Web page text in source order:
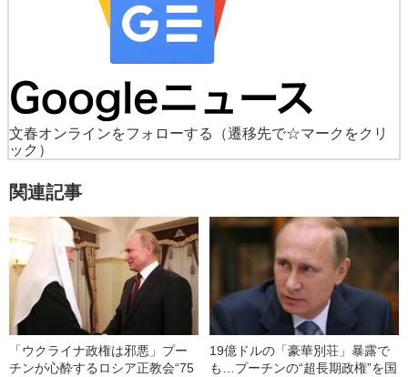
文春オンラインをフォローする
（遷移先で☆マークをクリ
ック）
関連記事
「ウクライナ政権は邪悪」プー
チンが心酔するロシア正教会“75
19億ドルの「豪華別荘」暴露で
も…プーチンの“超長期政権”を国